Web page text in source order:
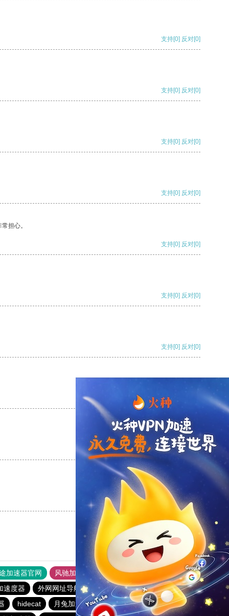
支持[0] 反对[0]
支持[0] 反对[0]
支持[0] 反对[0]
支持[0] 反对[0]
担心。
支持[0] 反对[0]
支持[0] 反对[0]
支持[0] 反对[0]
支持
支持[0] 反对[0]
支持[0] 反对[0]
加速器官网 风驰加速器
旋风加速器
速度器 外网网址导航 软件中心
月兔加速器
hidecat 月兔加速器 veee加速器
bluelayer加速器